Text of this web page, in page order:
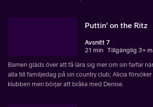
Puttin' on the Ritz
Avsnitt 7
21 min Tillgänglig 3+
Barnen gläds över att få lära sig mer om sin farfar
alla till familjedag på sin country club; Alicia
klubben men börjar att bråka med Denise.